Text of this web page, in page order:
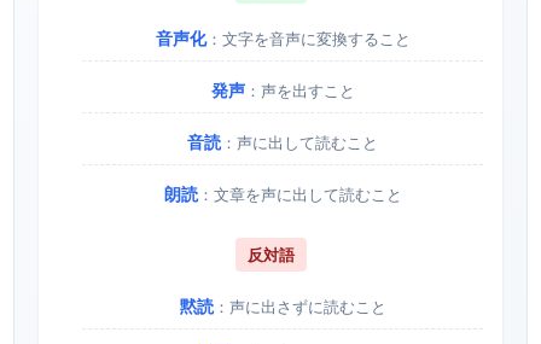
音声化：文字を音声に変換すること
発声：声を出すこと
音読 ：声に出して読むこと
朗読：文章を声に出して読むこと
反対語
黙読：声に出さずに読むこと